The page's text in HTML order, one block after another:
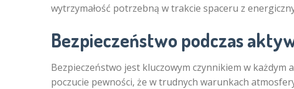
wytrzymałość potrzebną w trakcie spaceru z
Bezpieczeństwo podczas
Bezpieczeństwo jest kluczowym czynnikiem w każdym
poczucie pewności, że w trudnych warunkach